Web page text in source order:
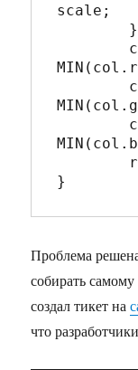
scale;
Проблема
собирать
создал тикет на
что